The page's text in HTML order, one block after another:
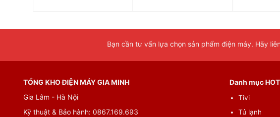
– Đèn LEDđược gắn viền xung quanh tủ hỗ trợ cho việc quan sát và lấy
Bạn cần tư vấn lựa chọn sản phẩm điện máy. Hãy
TỔNG KHO ĐIỆN MÁY GIA MINH
Gia Lâm - Hà Nội
Kỹ thuật & Bảo hành: 0867.169.693
Danh mục HOT
Tivi
Tủ lạnh